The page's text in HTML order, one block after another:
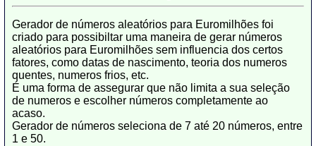
Gerador de números aleatórios para Euromilhões foi
criado para possibiltar uma maneira de gerar números
aleatórios para Euromilhões sem influencia dos certos
fatores, como datas de nascimento, teoria dos numeros
quentes, numeros frios, etc.
É uma forma de assegurar que não limita a sua seleção
de numeros e escolher números completamente ao
acaso.
Gerador de números seleciona de 7 até 20 números, entre
1 e 50.